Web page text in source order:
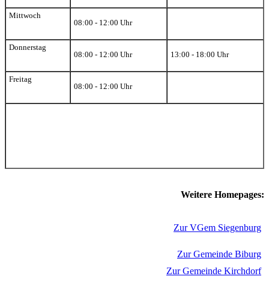
Mittwoch
08:00 - 12:00 Uhr
Donnerstag
08:00 - 12:00 Uhr
13:00 - 18:00 Uhr
Freitag
08:00 - 12:00 Uhr
Weitere Homepages:
Zur VGem Siegenburg
Zur Gemeinde Biburg
Zur Gemeinde Kirchdorf